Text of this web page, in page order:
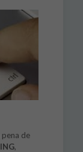
pena de
,